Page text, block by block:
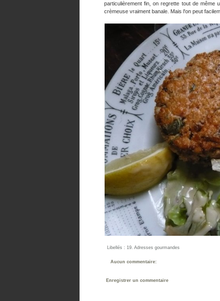
particulièrement fin, on regrette tout de même
crèmeuse vraiment banale. Mais l'on peut
Libellés : 19. Adresses gourmandes
Aucun commentaire:
Enregistrer un commentaire